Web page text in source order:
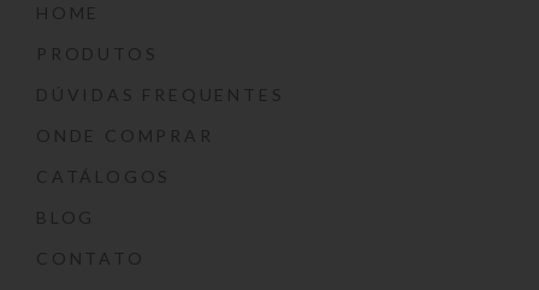
HOME
PRODUTOS
DÚVIDAS FREQUENTES
ONDE COMPRAR
CATÁLOGOS
BLOG
CONTATO